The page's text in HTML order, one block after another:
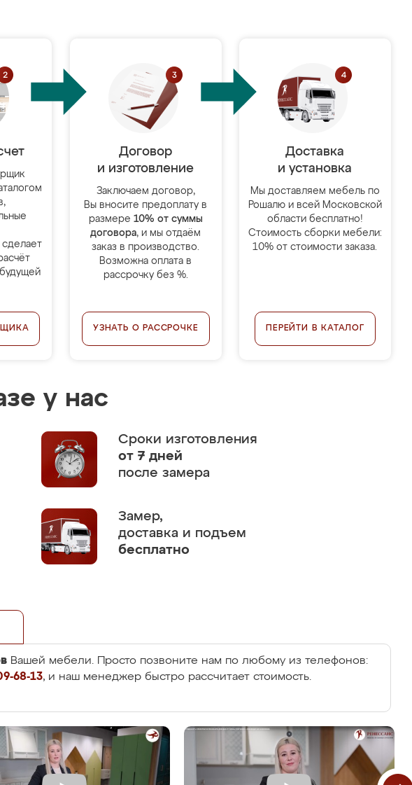
сделает
Договор
и изготовление
Заключаем договор,
Вы вносите предоплату в
размере 10% от суммы
договора, и мы отдаём
заказ в производство.
Возможна оплата в
рассрочку без %.
УЗНАТЬ О РАССРОЧКЕ
Доставка
и установка
Мы доставляем мебель по
Рошалю и всей Московской
области бесплатно!
Стоимость сборки мебели:
10% от стоимости заказа.
ПЕРЕЙТИ В КАТАЛОГ
у нас
Сроки изготовления
от 7 дней
после замера
Замер,
доставка и подъем
бесплатно
Вашей мебели. Просто позвоните нам по любому из телефонов:
68-13, и наш менеджер быстро рассчитает стоимость.